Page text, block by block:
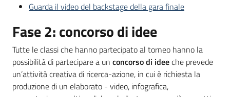
Guarda il video del backstage della gara finale
Fase 2: concorso di idee
Tutte le classi che hanno partecipato al torneo hanno la
possibilità di partecipare a un concorso di ideeche prevede
un’attività creativa di ricerca-azione, in cui è richiesta la
produzione di un elaborato - video, infografica,